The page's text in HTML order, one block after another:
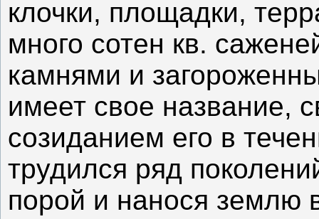
клочки, площадки,
много сотен кв.
камнями и
имеет свое название,
созиданием его в
трудился ряд
порой и нанося землю